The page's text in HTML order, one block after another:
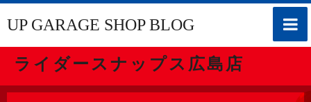
toggle
UP GARAGE SHOP BLOG
ライダースナップス広島店